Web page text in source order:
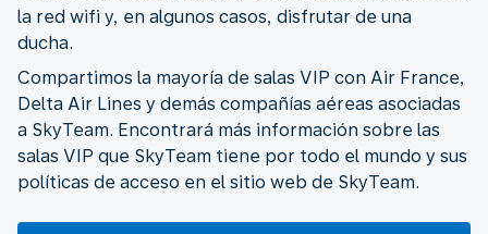
la red wifi y, en algunos casos, disfrutar de una
ducha.
Compartimos la mayoría de salas VIP con Air France,
Delta Air Lines y demás compañías aéreas asociadas
a SkyTeam. Encontrará más información sobre las
salas VIP que SkyTeam tiene por todo el mundo y sus
políticas de acceso en el sitio web de SkyTeam.